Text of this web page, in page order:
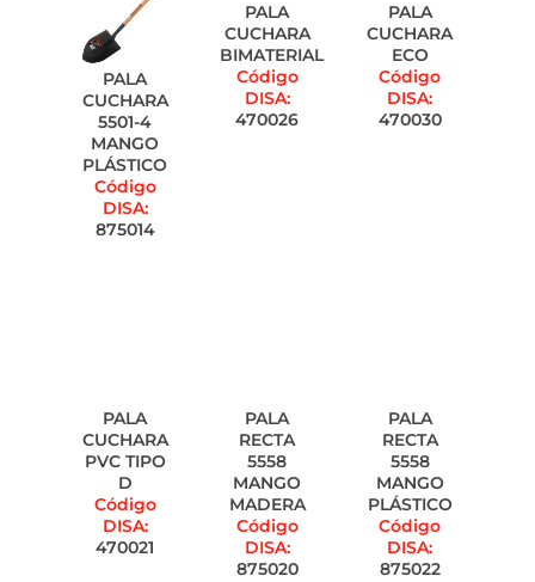
PALA
CUCHARA
5501-4
MANGO
PLÁSTICO
Código
DISA:
875014
PALA
CUCHARA
BIMATERIAL
Código
DISA:
470026
PALA
CUCHARA
ECO
Código
DISA:
470030
PALA
CUCHARA
PVC TIPO
D
Código
DISA:
470021
PALA
RECTA
5558
MANGO
MADERA
Código
DISA:
875020
PALA
RECTA
5558
MANGO
PLÁSTICO
Código
DISA:
875022